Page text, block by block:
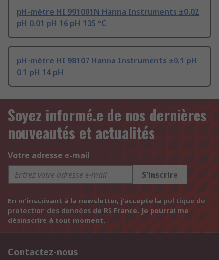
pH-mètre HI 991001N Hanna Instruments ±0.02
pH 0.01 pH 16 pH 105 °C
pH-mètre HI 98107 Hanna Instruments ±0.1 pH
0.1 pH 14 pH
Soyez informé.e de nos dernières
nouveautés et actualités
Votre adresse e-mail
S'inscrire
En m'inscrivant à la newsletter, j'accepte la politique de
protection des données de RS France. Je pourrai me
désinscrire à tout moment.
Contactez-nous